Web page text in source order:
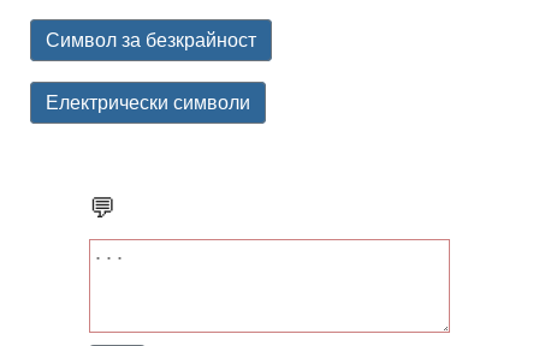
Символ за безкрайност
Електрически символи
💬